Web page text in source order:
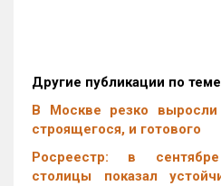
Другие публикации по
В Москве резко
строящегося, и готового
Росреестр: в
столицы показал